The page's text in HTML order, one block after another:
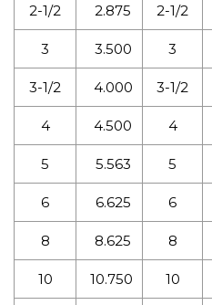
2-1/2 2.875 2-1/2
3 3.500 3
3-1/2 4.000 3-1/2
4 4.500 4
5 5.563 5
6 6.625 6
8 8.625 8
10 10.750 10